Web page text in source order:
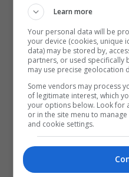
Learn more
Your personal data will be
your device (cookies, unique
data) may be stored by,
partners, or used specifically
may use precise geolocation
Some vendors may process
of legitimate interest, which
your options below. Look for
or in the site menu to
and cookie settings.